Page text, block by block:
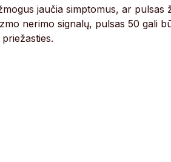
jaučia simptomus, ar pulsas
nerimo signalų, pulsas 50 gali